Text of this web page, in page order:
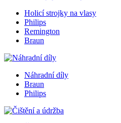
Holicí strojky na vlasy
Philips
Remington
Braun
Náhradní díly
Braun
Philips